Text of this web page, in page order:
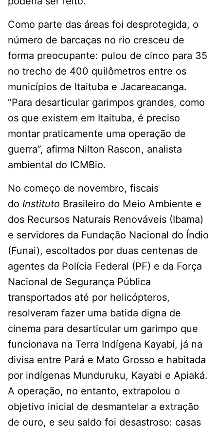
Como parte das áreas foi desprotegida, o
número de barcaças no rio cresceu de
forma preocupante: pulou de cinco para 35
no trecho de 400 quilômetros entre os
municípios de Itaituba e Jacareacanga.
“Para desarticular garimpos grandes, como
os que existem em Itaituba, é preciso
montar praticamente uma operação de
guerra”, afirma Nilton Rascon, analista
ambiental do ICMBio.
No começo de novembro, fiscais
do Instituto Brasileiro do Meio Ambiente e
dos Recursos Naturais Renováveis (Ibama)
e servidores da Fundação Nacional do Índio
(Funai), escoltados por duas centenas de
agentes da Polícia Federal (PF) e da Força
Nacional de Segurança Pública
transportados até por helicópteros,
resolveram fazer uma batida digna de
cinema para desarticular um garimpo que
funcionava na Terra Indígena Kayabi, já na
divisa entre Pará e Mato Grosso e habitada
por indígenas Munduruku, Kayabi e Apiaká.
A operação, no entanto, extrapolou o
objetivo inicial de desmantelar a extração
de ouro, e seu saldo foi desastroso: casas